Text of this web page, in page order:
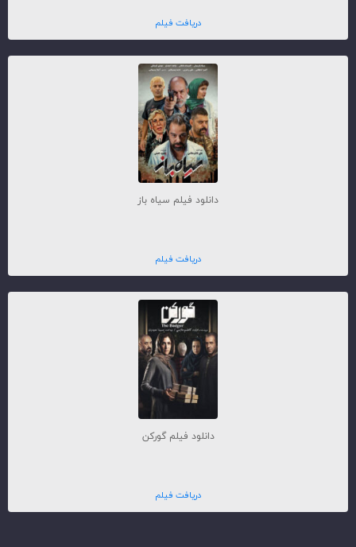
دریافت فیلم
دانلود فیلم سیاه باز
دریافت فیلم
دانلود فیلم گورکن
دریافت فیلم